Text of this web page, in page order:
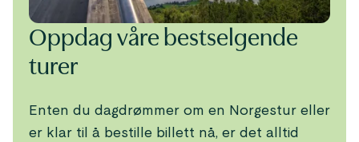
Oppdag våre bestselgende
turer
Enten du dagdrømmer om en Norgestur eller
er klar til å bestille billett nå, er det alltid